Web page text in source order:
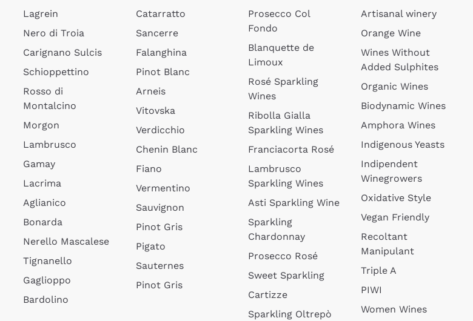
Lagrein
Nero di Troia
Carignano Sulcis
Schioppettino
Rosso di
Montalcino
Morgon
Lambrusco
Gamay
Lacrima
Aglianico
Bonarda
Nerello Mascalese
Tignanello
Gaglioppo
Bardolino
Catarratto
Sancerre
Falanghina
Pinot Blanc
Arneis
Vitovska
Verdicchio
Chenin Blanc
Fiano
Vermentino
Sauvignon
Pinot Gris
Pigato
Sauternes
Pinot Gris
Prosecco Col
Fondo
Blanquette de
Limoux
Rosé Sparkling
Wines
Ribolla Gialla
Sparkling Wines
Franciacorta Rosé
Lambrusco
Sparkling Wines
Asti Sparkling Wine
Sparkling
Chardonnay
Prosecco Rosé
Sweet Sparkling
Cartizze
Sparkling Oltrepò
Artisanal winery
Orange Wine
Wines Without
Added Sulphites
Organic Wines
Biodynamic Wines
Amphora Wines
Indigenous Yeasts
Indipendent
Winegrowers
Oxidative Style
Vegan Friendly
Recoltant
Manipulant
Triple A
PIWI
Women Wines